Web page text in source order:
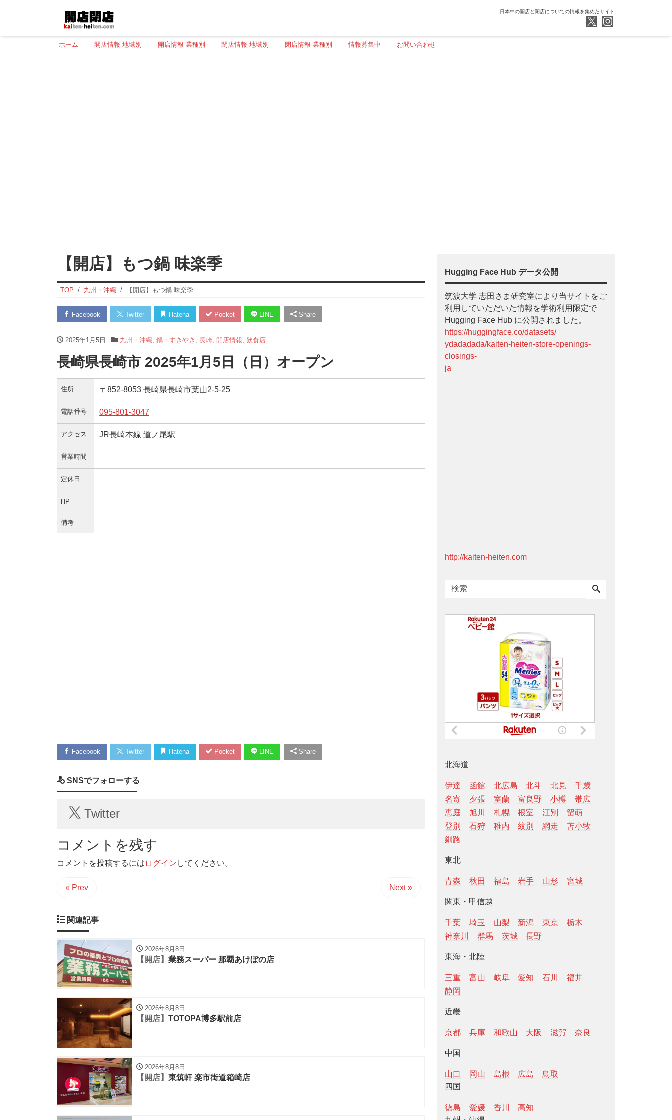
日本中の開店と閉店についての情報を集めたサイト
ホーム 開店情報-地域別 開店情報-業種別 閉店情報-地域別 閉店情報-業種別 情報募集中 お問い合わせ
【開店】もつ鍋 味楽季
TOP 九州・沖縄 【開店】もつ鍋 味楽季
Facebook Twitter Hatena Pocket LINE Share
2025年1月5日 九州・沖縄 鍋・すきやき 長崎, 開店情報 飲食店
長崎県長崎市 2025年1月5日（日）オープン
住所 〒852-8053 長崎県長崎市葉山2-5-25
電話番号 095-801-3047
アクセス JR長崎本線 道ノ尾駅
営業時間
定休日
HP
備考
Facebook Twitter Hatena Pocket LINE Share
SNSでフォローする
Twitter
コメントを残す
コメントを投稿するには ログイン してください。
« Prev Next »
関連記事
2026年8月8日
【開店】 業務スーパー 那覇あけぼの店
2026年8月8日
【開店】 TOTOPA博多駅前店
2026年8月8日
【開店】 東筑軒 楽市街道箱崎店
Hugging Face Hub データ公開
筑波大学 志田さま研究室により当サイトをご
利用していただいた情報を学術利用限定で
Hugging Face Hub に公開されました。
https://huggingface.co/datasets/
ydadadada/kaiten-heiten-store-openings-
closings-
ja
http://kaiten-heiten.com
北海道
伊達 函館 北広島 北斗 北見
千歳
名寄
夕張 室蘭 富良野 小樽
帯広
恵庭
旭川 札幌 根室 江別
留萌
登別
石狩 稚内 紋別 網走
苫小牧
釧路
東北
青森 秋田 福島 岩手 山形 宮城
関東・甲信越
千葉 埼玉 山梨 新潟 東京
栃木
神奈川
群馬 茨城 長野
東海・北陸
三重 富山 岐阜 愛知 石川
福井
静岡
近畿
京都 兵庫 和歌山 大阪 滋賀 奈良
中国
山口 岡山 島根 広島
鳥取
四国
徳島 愛媛 香川
高知